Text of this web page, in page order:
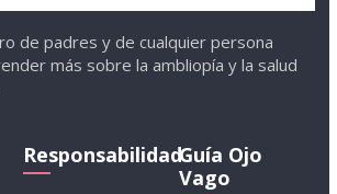
de padres y de cualquier persona
más sobre la ambliopía y la salud
ResponsabilidadGuía Ojo
Vago